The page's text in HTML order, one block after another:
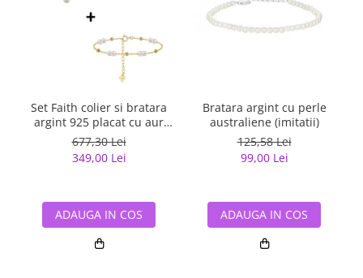
Set Faith colier si bratara
argint 925 placat cu aur
14K cu perle naturale
677,30 Lei
349,00 Lei
ADAUGA IN COS
Bratara argint cu perle
australiene (imitatii)
125,58 Lei
99,00 Lei
ADAUGA IN COS